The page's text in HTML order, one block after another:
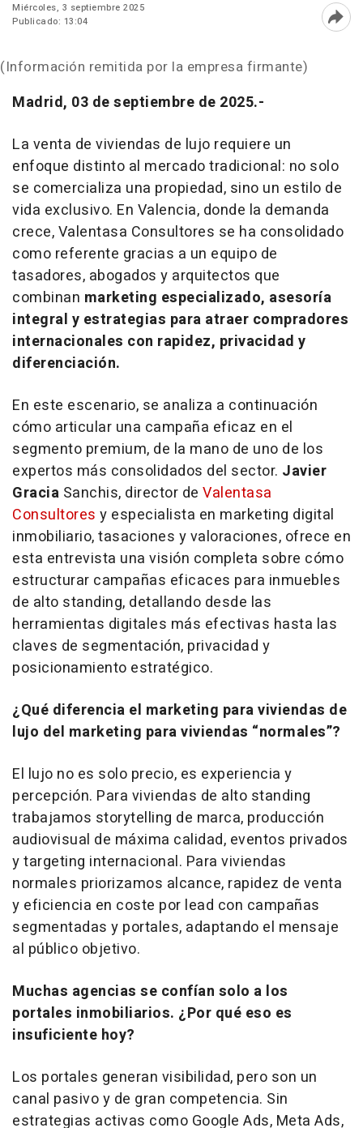
Miércoles, 3 septiembre 2025
Publicado: 13:04
(Información remitida por la empresa firmante)
Madrid, 03 de septiembre de 2025.-
La venta de viviendas de lujo requiere un
enfoque distinto al mercado tradicional: no solo
se comercializa una propiedad, sino un estilo de
vida exclusivo. En Valencia, donde la demanda
crece, Valentasa Consultores se ha consolidado
como referente gracias a un equipo de
tasadores, abogados y arquitectos que
combinan marketing especializado, asesoría
integral y estrategias para atraer compradores
internacionales con rapidez, privacidad y
diferenciación.
En este escenario, se analiza a continuación
cómo articular una campaña eficaz en el
segmento premium, de la mano de uno de los
expertos más consolidados del sector. Javier
Gracia Sanchis, director de Valentasa
Consultores y especialista en marketing digital
inmobiliario, tasaciones y valoraciones, ofrece en
esta entrevista una visión completa sobre cómo
estructurar campañas eficaces para inmuebles
de alto standing, detallando desde las
herramientas digitales más efectivas hasta las
claves de segmentación, privacidad y
posicionamiento estratégico.
¿Qué diferencia el marketing para viviendas de
lujo del marketing para viviendas “normales”?
El lujo no es solo precio, es experiencia y
percepción. Para viviendas de alto standing
trabajamos storytelling de marca, producción
audiovisual de máxima calidad, eventos privados
ytargeting internacional. Para viviendas
normales priorizamos alcance, rapidez de venta
y eficiencia en coste por lead con campañas
segmentadas y portales, adaptando el mensaje
al público objetivo.
Muchas agencias se confían solo a los
portales inmobiliarios. ¿Por qué eso es
insuficiente hoy?
Los portales generan visibilidad, pero son un
canal pasivo y de gran competencia. Sin
estrategias activas como Google Ads, Meta Ads,